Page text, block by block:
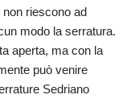
riescono ad
modo la serratura.
aperta, ma con la
può venire
Sedriano